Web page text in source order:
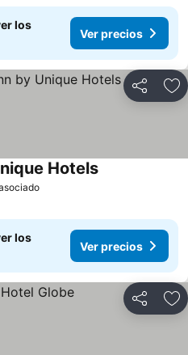
los
Ver precios
Compartir
Hotels
los
Ver precios
Compartir